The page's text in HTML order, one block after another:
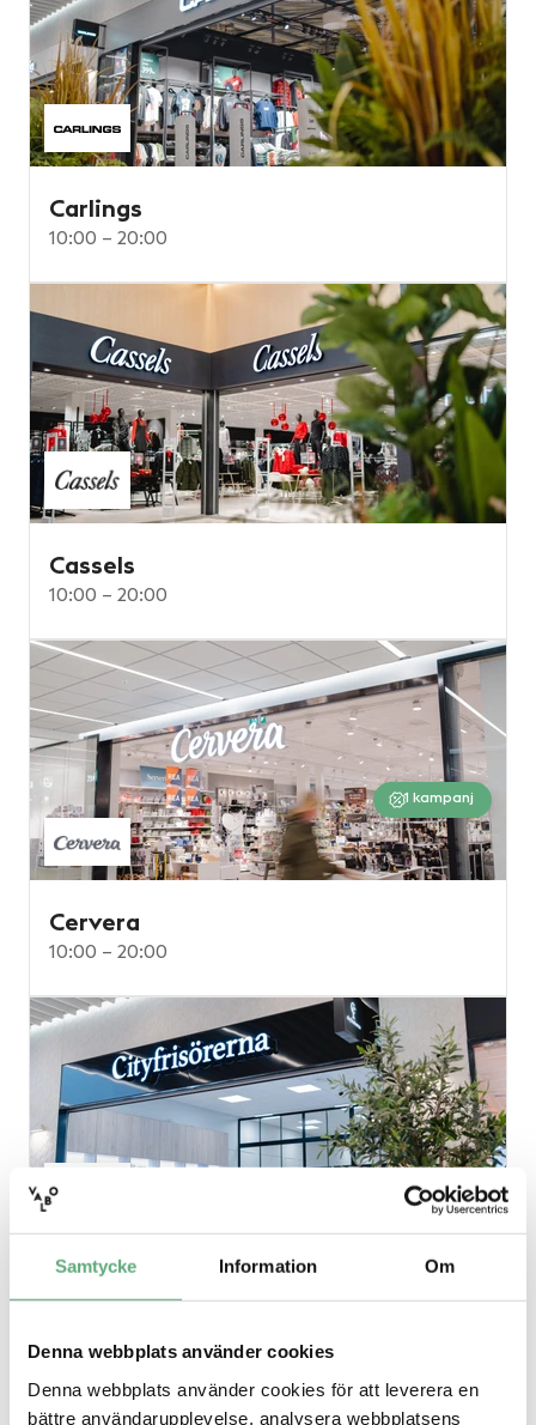
Samtycke Information Om
Denna webbplats använder cookies
Denna webbplats använder cookies för att leverera en
bättre användarupplevelse, analysera webbplatsens
Carlings
10:00 – 20:00
Cassels
10:00 – 20:00
1 kampanj
Cervera
10:00 – 20:00
Cityfrisörerna